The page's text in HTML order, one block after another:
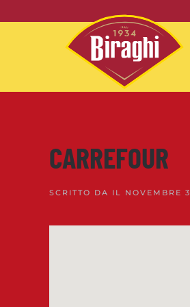
Skip to main content
CARREFOUR
SCRITTO DA IL NOVEMBRE